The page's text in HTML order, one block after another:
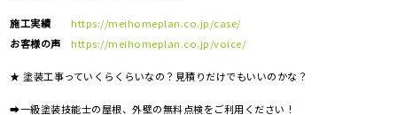
施工実績
https://meihomeplan.co.jp/case/
お客様の声
https://meihomeplan.co.jp/voice/
★ 塗装工事っていくらくらいなの？見積りだけでもいいのかな？
➡一級塗装技能士の屋根、外壁の無料点検をご利用ください！